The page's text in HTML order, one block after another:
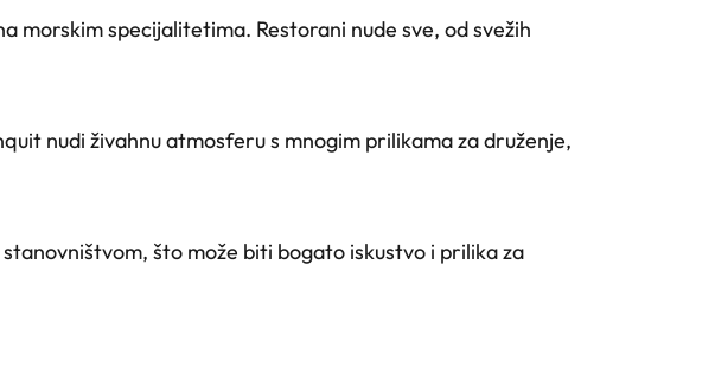
morskim specijalitetima. Restorani nude sve, od svežih
nudi živahnu atmosferu s mnogim prilikama za druženje,
što može biti bogato iskustvo i prilika za